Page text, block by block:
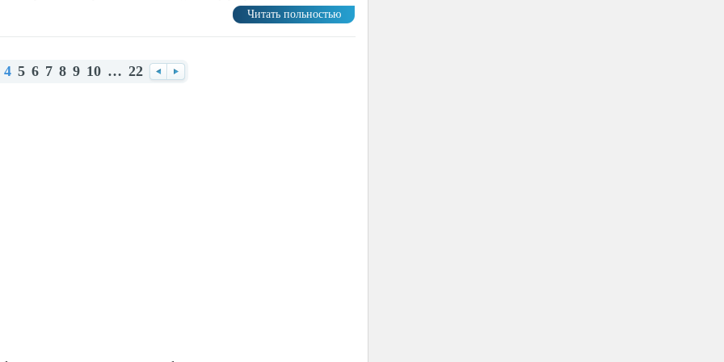
Читать польностью
4 5 6 7 8 9 10 … 22